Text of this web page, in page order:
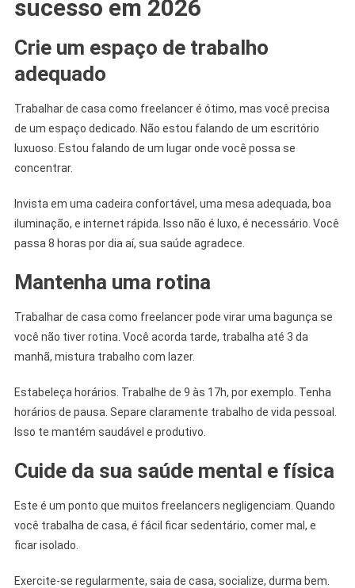
sucesso em 2026
Crie um espaço de trabalho
adequado
Trabalhar de casa como freelancer é ótimo, mas você precisa
de um espaço dedicado. Não estou falando de um escritório
luxuoso. Estou falando de um lugar onde você possa se
concentrar.
Invista em uma cadeira confortável, uma mesa adequada, boa
iluminação, e internet rápida. Isso não é luxo, é necessário. Você
passa 8 horas por dia aí, sua saúde agradece.
Mantenha uma rotina
Trabalhar de casa como freelancer pode virar uma bagunça se
você não tiver rotina. Você acorda tarde, trabalha até 3 da
manhã, mistura trabalho com lazer.
Estabeleça horários. Trabalhe de 9 às 17h, por exemplo. Tenha
horários de pausa. Separe claramente trabalho de vida pessoal.
Isso te mantém saudável e produtivo.
Cuide da sua saúde mental e física
Este é um ponto que muitos freelancers negligenciam. Quando
você trabalha de casa, é fácil ficar sedentário, comer mal, e
ficar isolado.
Exercite-se regularmente, saia de casa, socialize, durma bem.